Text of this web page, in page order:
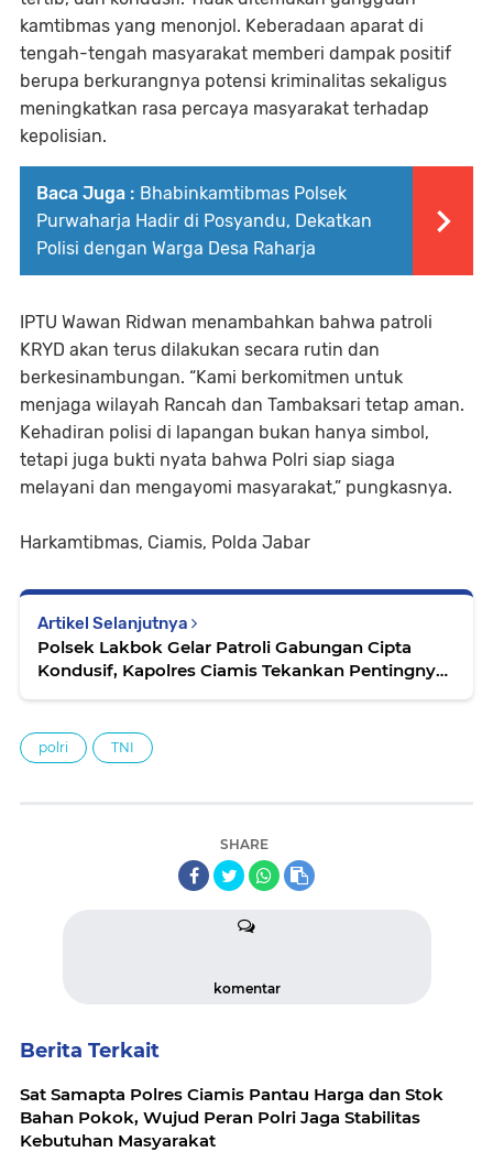
kamtibmas yang menonjol. Keberadaan aparat di
tengah-tengah masyarakat memberi dampak positif
berupa berkurangnya potensi kriminalitas sekaligus
meningkatkan rasa percaya masyarakat terhadap
kepolisian.
Baca Juga : Bhabinkamtibmas Polsek
Purwaharja Hadir di Posyandu, Dekatkan
Polisi dengan Warga Desa Raharja
IPTU Wawan Ridwan menambahkan bahwa patroli
KRYD akan terus dilakukan secara rutin dan
berkesinambungan. “Kami berkomitmen untuk
menjaga wilayah Rancah dan Tambaksari tetap aman.
Kehadiran polisi di lapangan bukan hanya simbol,
tetapi juga bukti nyata bahwa Polri siap siaga
melayani dan mengayomi masyarakat,” pungkasnya.
Harkamtibmas, Ciamis, Polda Jabar
Artikel Selanjutnya
Polsek Lakbok Gelar Patroli Gabungan Cipta
Kondusif, Kapolres Ciamis Tekankan Pentingnya
polri TNI
SHARE
komentar
Berita Terkait
Sat Samapta Polres Ciamis Pantau Harga dan Stok
Bahan Pokok, Wujud Peran Polri Jaga Stabilitas
Kebutuhan Masyarakat